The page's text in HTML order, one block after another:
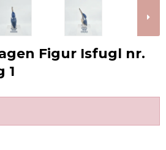
Figur Isfugl nr.
1